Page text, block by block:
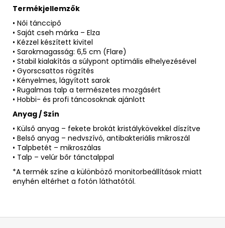
Termékjellemzők
• Női tánccipő
• Saját cseh márka – Elza
• Kézzel készített kivitel
• Sarokmagasság: 6,5 cm (Flare)
• Stabil kialakítás a súlypont optimális elhelyezésével
• Gyorscsattos rögzítés
• Kényelmes, lágyított sarok
• Rugalmas talp a természetes mozgásért
• Hobbi- és profi táncosoknak ajánlott
Anyag / Szín
• Külső anyag – fekete brokát kristálykövekkel díszítve
• Belső anyag – nedvszívó, antibakteriális mikroszál
• Talpbetét – mikroszálas
• Talp – velúr bőr tánctalppal
*A termék színe a különböző monitorbeállítások miatt
enyhén eltérhet a fotón láthatótól.